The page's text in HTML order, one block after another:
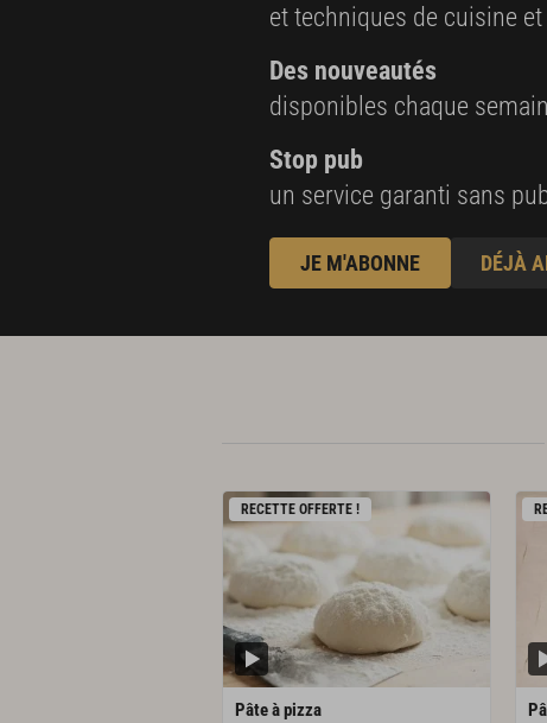
et techniques de cuisine
Des nouveautés
disponibles chaque
Stop pub
un service garanti sans
JE M'ABONNE DÉJÀ
RECETTE OFFERTE !
Pâteàpizza